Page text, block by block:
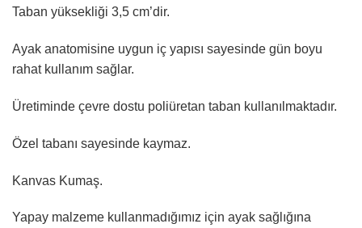
Taban yüksekliği 3,5 cm’dir.
Ayak anatomisine uygun iç yapısı sayesinde gün boyu
rahat kullanım sağlar.
Üretiminde çevre dostu poliüretan taban kullanılmaktadır.
Özel tabanı sayesinde kaymaz.
Kanvas Kumaş.
Yapay malzeme kullanmadığımız için ayak sağlığına